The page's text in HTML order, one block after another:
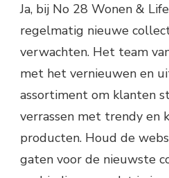
Ja, bij No 28 Wonen &
regelmatig nieuwe
verwachten. Het team
met het vernieuwen en
assortiment om klanten
verrassen met trendy en
producten. Houd de
gaten voor de nieuwste